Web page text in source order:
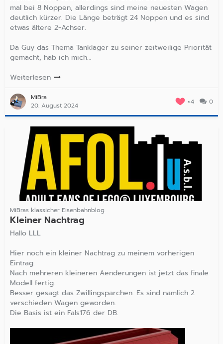
mal bei 8 Noppen, allerdings sind meine neuesten Wagen
deutlich kürzer. Die Länge beträgt 24 Noppen und es sind
etwas ältere 2-Achser.
Da Guy das Thema Tanklager zu seiner zeitweilige Priorität
gemacht, hab ich mich…
Weiterlesen
MiBra
20. August 2024
4 0
MiBras klassicher Eisenbahnblog
Kleiner Nachtrag
Hallo LLL
Hier noch ein kleiner Nachtrag zu meinem vorherigen
Eintrag.
Nach mehreren kleineren Aenderungen ist jetzt das finale
Modell fertig.
Besser gesagt das Zwillingspärchen. Es sind nämlich 2
verschieden Wagen geworden.
Die Basis ist ein Fals176 der DB.